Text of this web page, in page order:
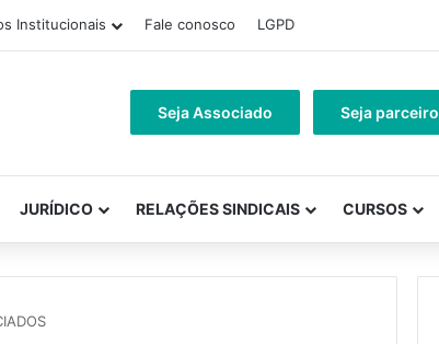
Institucionais Fale conosco LGPD
Seja Associado Seja parceiro
JURÍDICO RELAÇÕES SINDICAIS CURSOS